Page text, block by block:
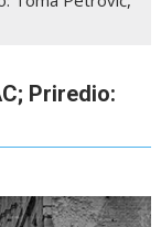
Priredio: